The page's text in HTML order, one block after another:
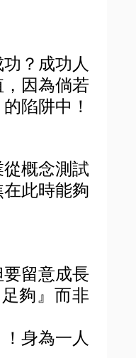
？成功人
因為倘若
陷阱中！
概念測試
此時能夠
留意成長
夠』而非
身為一人